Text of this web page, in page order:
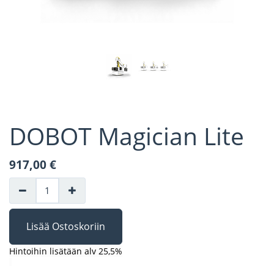
DOBOT Magician Lite
917,00€
Lisää Ostoskoriin
Hintoihin lisätään alv 25,5%